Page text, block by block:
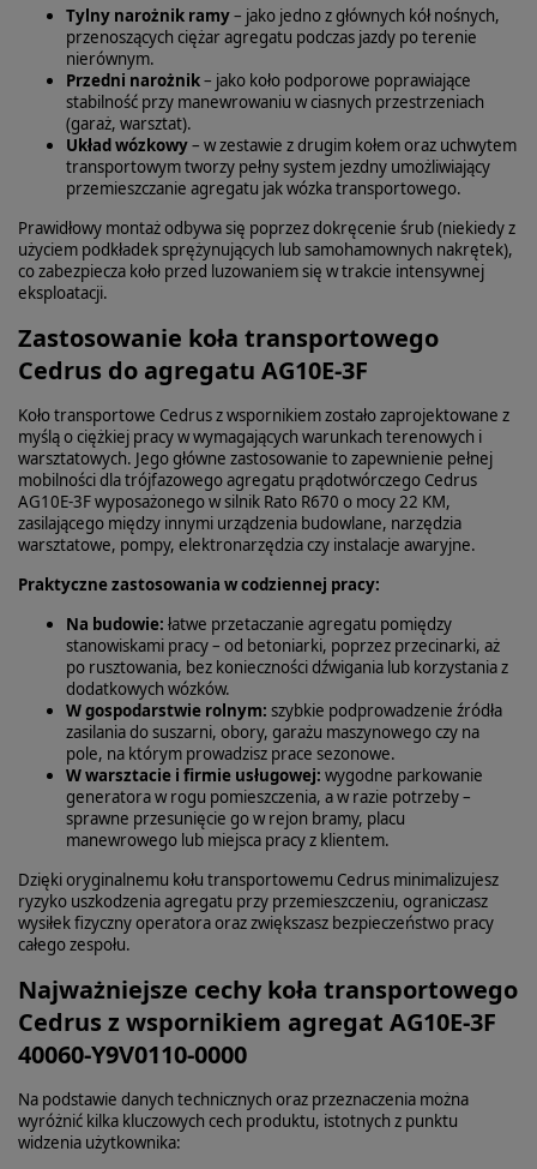
Tylny narożnik ramy– jako jedno z głównych kół nośnych,
przenoszących ciężar agregatu podczas jazdy po terenie
nierównym.
Przedni narożnik– jako koło podporowe poprawiające
stabilność przy manewrowaniu w ciasnych przestrzeniach
(garaż, warsztat).
Układ wózkowy– w zestawie z drugim kołem oraz uchwytem
transportowym tworzy pełny system jezdny umożliwiający
przemieszczanie agregatu jak wózka transportowego.
Prawidłowy montaż odbywa się poprzez dokręcenie śrub (niekiedy z
użyciem podkładek sprężynujących lub samohamownych nakrętek),
co zabezpiecza koło przed luzowaniem się w trakcie intensywnej
eksploatacji.
Zastosowanie koła transportowego
Cedrus do agregatu AG10E-3F
Koło transportowe Cedrus z wspornikiem zostało zaprojektowane z
myślą o ciężkiej pracy w wymagających warunkach terenowych i
warsztatowych. Jego główne zastosowanie to zapewnienie pełnej
mobilności dla trójfazowego agregatu prądotwórczego Cedrus
AG10E‑3F wyposażonego w silnik Rato R670 o mocy 22 KM,
zasilającego między innymi urządzenia budowlane, narzędzia
warsztatowe, pompy, elektronarzędzia czy instalacje awaryjne.
Praktyczne zastosowania w codziennej pracy:
Na budowie: łatwe przetaczanie agregatu pomiędzy
stanowiskami pracy – od betoniarki, poprzez przecinarki, aż
po rusztowania, bez konieczności dźwigania lub korzystania z
dodatkowych wózków.
W gospodarstwie rolnym: szybkie podprowadzenie źródła
zasilania do suszarni, obory, garażu maszynowego czy na
pole, na którym prowadzisz prace sezonowe.
W warsztacie i firmie usługowej: wygodne parkowanie
generatora w rogu pomieszczenia, a w razie potrzeby –
sprawne przesunięcie go w rejon bramy, placu
manewrowego lub miejsca pracy z klientem.
Dzięki oryginalnemu kołu transportowemu Cedrus minimalizujesz
ryzyko uszkodzenia agregatu przy przemieszczeniu, ograniczasz
wysiłek fizyczny operatora oraz zwiększasz bezpieczeństwo pracy
całego zespołu.
Najważniejsze cechy koła transportowego
Cedrus z wspornikiem agregat AG10E-3F
40060-Y9V0110-0000
Na podstawie danych technicznych oraz przeznaczenia można
wyróżnić kilka kluczowych cech produktu, istotnych z punktu
widzenia użytkownika: